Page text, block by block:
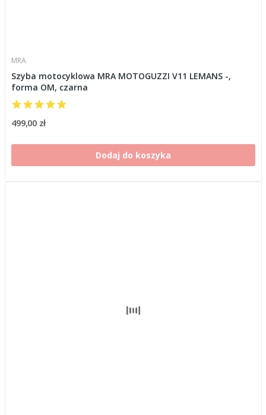
MRA
Szyba motocyklowa MRA MOTOGUZZI V11 LEMANS -,
forma OM, czarna
499,00 zł
Dodaj do koszyka